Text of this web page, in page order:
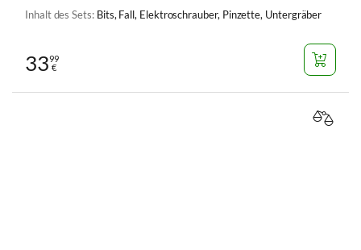
Inhalt des Sets: Bits, Fall, Elektroschrauber, Pinzette, Untergräber
3399
€